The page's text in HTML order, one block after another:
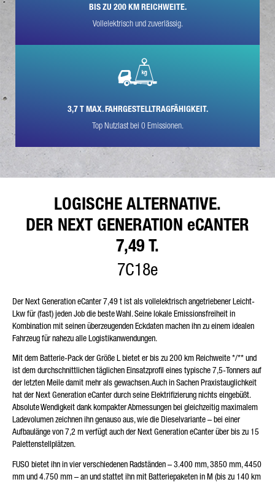
Bestimmungen zum Datenschutz entsprechend Ihrer
verarbeiten, speichern und nutzen. Weitere Details zur
Verarbeitung Ihrer personenbezogenen Daten durch die
Daimler Truck AG sowie detaillierte Hinweise zu Ihren Rechten
BIS ZU 200 KM REICHWEITE.
Vollelektrisch und zuverlässig.
3,7 T MAX. FAHRGESTELLTRAGFÄHIGKEIT.
Top Nutzlast bei 0 Emissionen.
LOGISCHE ALTERNATIVE.
DER NEXT GENERATION eCANTER
7,49 T.
7C18e
Der Next Generation eCanter 7,49 t ist als vollelektrisch angetriebener Leicht-
Lkw für (fast) jeden Job die beste Wahl. Seine lokale Emissionsfreiheit in
Kombination mit seinen überzeugenden Eckdaten machen ihn zu einem idealen
Fahrzeug für nahezu alle Logistikanwendungen.
Mit dem Batterie-Pack der Größe L bietet er bis zu 200 km Reichweite*/**und
ist dem durchschnittlichen täglichen Einsatzprofil eines typische 7,5-Tonners auf
der letzten Meile damit mehr als gewachsen. Auch in Sachen Praxistauglichkeit
hat der Next Generation eCanter durch seine Elektrifizierung nichts eingebüßt.
Absolute Wendigkeit dank kompakter Abmessungen bei gleichzeitig maximalem
Ladevolumen zeichnen ihn genauso aus, wie die Dieselvariante – bei einer
Aufbaulänge von 7,2 m verfügt auch der Next Generation eCanter über bis zu 15
Palettenstellplätzen.
FUSO bietet ihn in vier verschiedenen Radständen – 3.400 mm, 3850 mm, 4450
mm und 4.750 mm – an und stattet ihn mit Batteriepaketen in M (bis zu 140 km